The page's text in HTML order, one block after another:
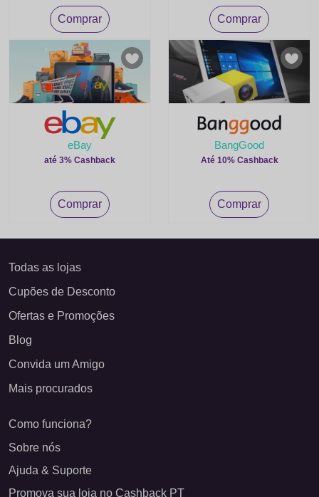
Comprar Comprar
eBay
até 3% Cashback
Comprar
BangGood
Até 10% Cashback
Comprar
Todas as lojas
Cupões de Desconto
Ofertas e Promoções
Blog
Convida um Amigo
Mais procurados
Como funciona?
Sobre nós
Ajuda & Suporte
Promova sua loja no Cashback PT